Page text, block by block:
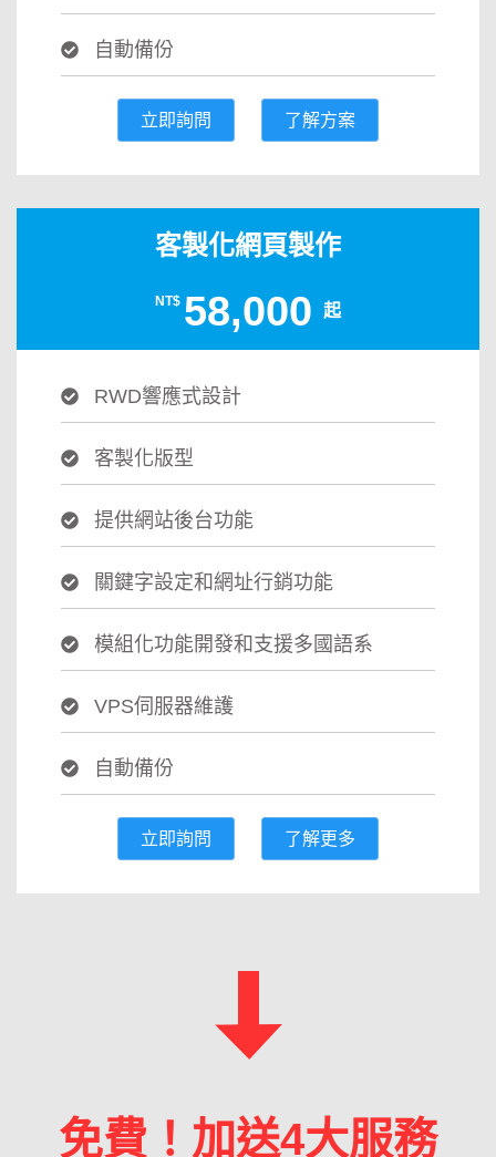
自動備份
立即詢問 了解方案
客製化網頁製作
NT$ 58,000 起
RWD響應式設計
客製化版型
提供網站後台功能
關鍵字設定和網址行銷功能
模組化功能開發和支援多國語系
VPS伺服器維護
自動備份
立即詢問 了解更多
免費！加送4大服務